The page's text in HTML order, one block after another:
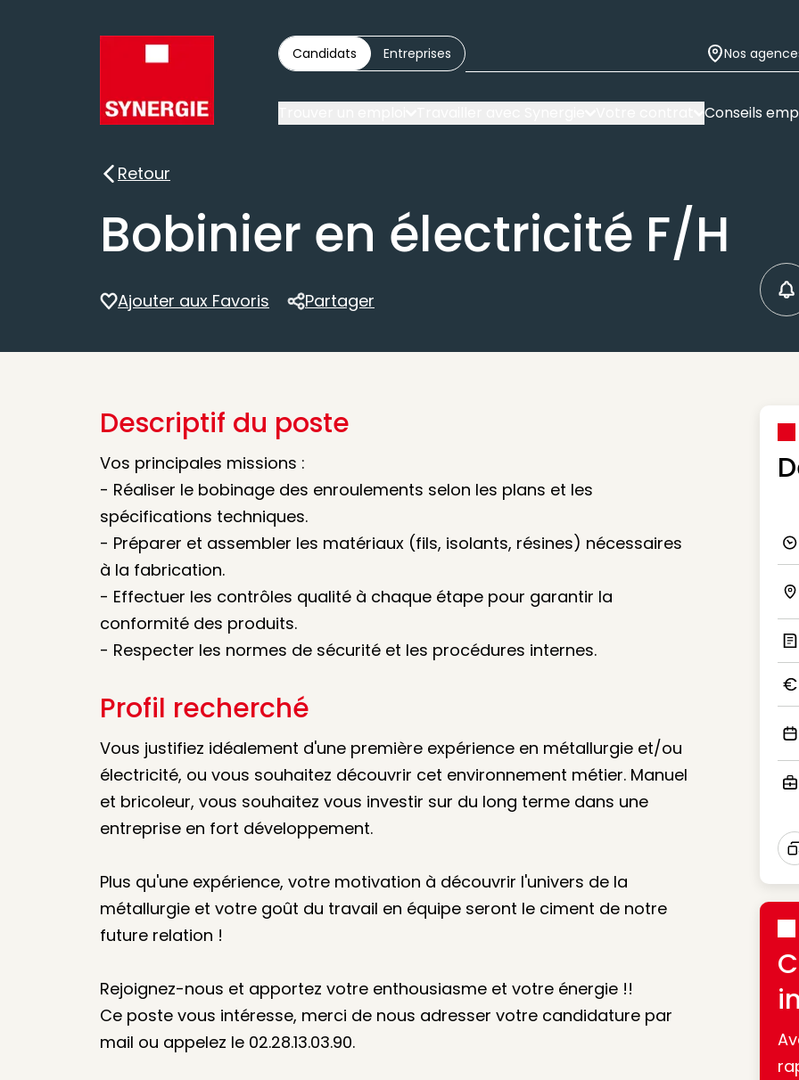
Candidats Entreprises Nos
Conseils
Retour
Retour
Bobinier en électricité F/H
Ajouter aux Favoris
Partager
Partager
Descriptif du poste
Vos principales missions :
- Réaliser le bobinage des enroulements selon les plans et les
spécifications techniques.
- Préparer et assembler les matériaux (fils, isolants, résines) nécessaires
à la fabrication.
- Effectuer les contrôles qualité à chaque étape pour garantir la
conformité des produits.
- Respecter les normes de sécurité et les procédures internes.
Profil recherché
Vous justifiez idéalement d'une première expérience en métallurgie et/ou
électricité, ou vous souhaitez découvrir cet environnement métier. Manuel
et bricoleur, vous souhaitez vous investir sur du long terme dans une
entreprise en fort développement.
Plus qu'une expérience, votre motivation à découvrir l'univers de la
métallurgie et votre goût du travail en équipe seront le ciment de notre
future relation !
Rejoignez-nous et apportez votre enthousiasme et votre énergie !!
Ce poste vous intéresse, merci de nous adresser votre candidature par
mail ou appelez le 02.28.13.03.90.